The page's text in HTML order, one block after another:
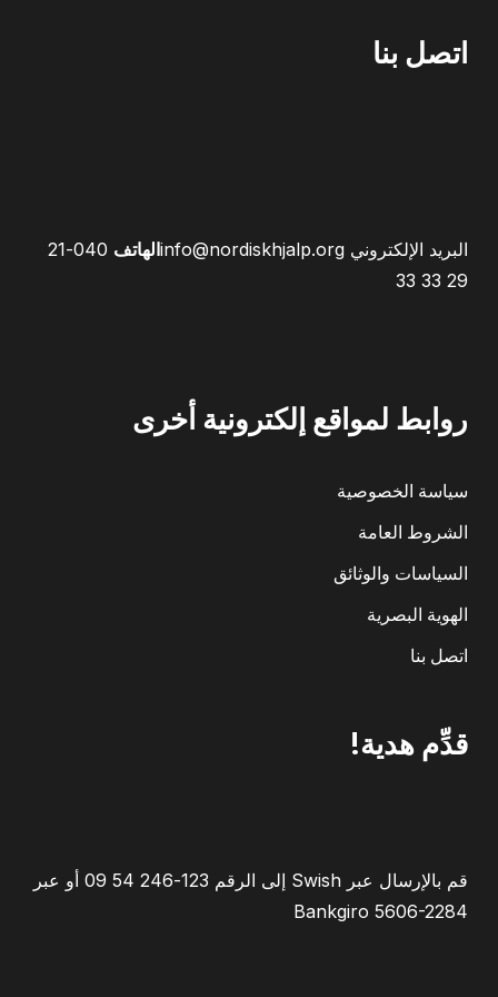
اتصل بنا
البريد الإلكتروني info@nordiskhjalp.orgالهاتف
040-21
29 33 33
روابط لمواقع إلكترونية أخرى
سياسة الخصوصية
الشروط العامة
السياسات والوثائق
الهوية البصرية
اتصل بنا
قدِّم هدية!
قم بالإرسال عبر Swish إلى الرقم 123-246 54 09 أو عبر
Bankgiro 5606-2284